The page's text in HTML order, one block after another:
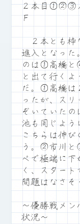
２本目
Ｆ
２本とも枠
進入となった
のは①高橋と
と出て行くよ
だ。①高橋は
ったが、スリ
ぞいていた
池も同じよう
こちらは伸
う。②市川と
べで極端に下
く、スター
問題はなさそ
～優勝戦メン
状況～